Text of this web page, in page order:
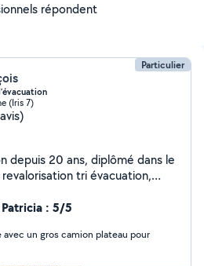
répondent
Particulier
(Iris 7)
depuis 20 ans, diplômé dans le
tri évacuation,
: 5/5
un gros camion plateau pour